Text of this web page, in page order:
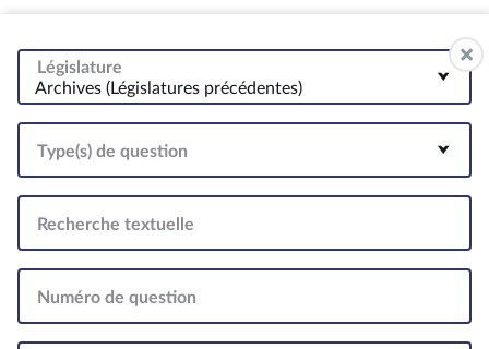
Législature
Archives (Législatures précédentes)
Type(s) de question
Recherche textuelle
Numéro de question